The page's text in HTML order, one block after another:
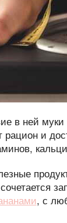
в ней
рацион и
, с